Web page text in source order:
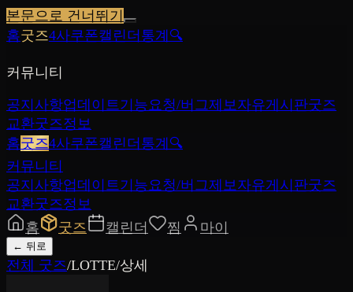
본문으로 건너뛰기
홈굿즈4사쿠폰캘린더 통계 🔍
커뮤니티
공지사항업데이트기능요청/버그제보자유게시판굿즈
교환굿즈정보
홈굿즈4사쿠폰캘린더 통계 🔍
커뮤니티
공지사항업데이트기능요청/버그제보자유게시판굿즈
교환굿즈정보
홈
굿즈 캘린더 찜 마이
← 뒤로
전체 굿즈/LOTTE/상세